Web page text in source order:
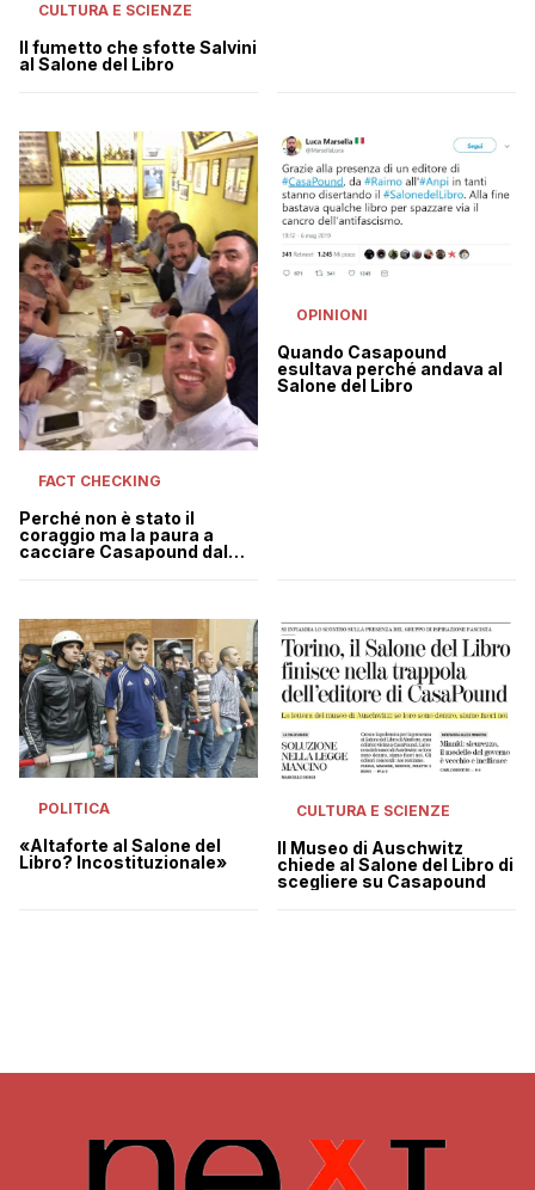
CULTURA E SCIENZE
Il fumetto che sfotte Salvini
al Salone del Libro
FACT CHECKING
Perché non è stato il
coraggio ma la paura a
cacciare Casapound dal
OPINIONI
Quando Casapound
esultava perché andava al
Salone del Libro
POLITICA
«Altaforte al Salone del
Libro? Incostituzionale»
CULTURA E SCIENZE
Il Museo di Auschwitz
chiede al Salone del Libro di
scegliere su Casapound